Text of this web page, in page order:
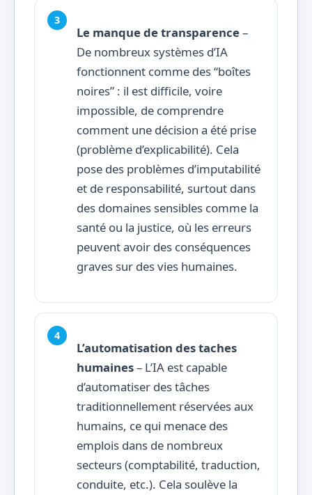
Le manque de transparence–
De nombreux systèmes d’IA
fonctionnent comme des “boîtes
noires” : il est difficile, voire
impossible, de comprendre
comment une décision a été prise
(problème d’explicabilité). Cela
pose des problèmes d’imputabilité
et de responsabilité, surtout dans
des domaines sensibles comme la
santé ou la justice, où les erreurs
peuvent avoir des conséquences
graves sur des vies humaines.
L’automatisation des taches
humaines– L’IA est capable
d’automatiser des tâches
traditionnellement réservées aux
humains, ce qui menace des
emplois dans de nombreux
secteurs (comptabilité, traduction,
conduite, etc.). Cela soulève la